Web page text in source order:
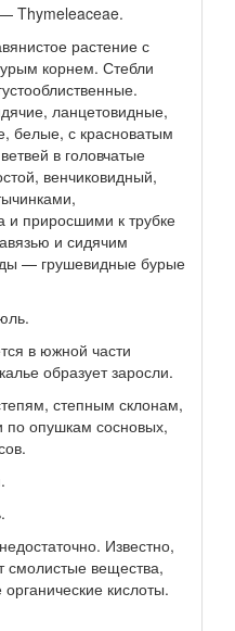
Thymeleaceae.
растение с
корнем. Стебли
ланцетовидные,
белые, с красноватым
в головчатые
венчиковидный,
и приросшими к трубке
и сидячим
— грушевидные бурые
в южной части
образует заросли.
степным склонам,
по опушкам сосновых,
Известно,
смолистые вещества,
кислоты.